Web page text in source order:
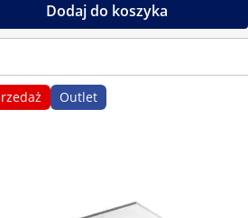
Dodaj do koszyka
Outlet